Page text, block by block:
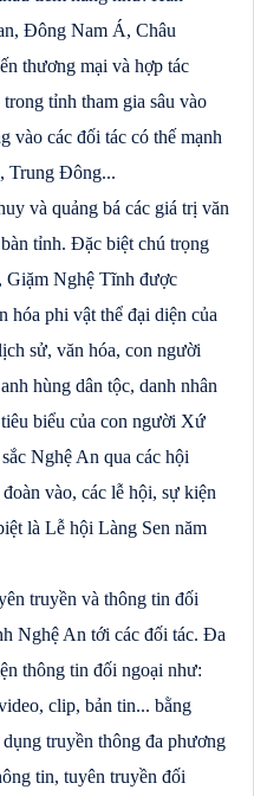
Đông Nam Á, Châu
thương mại và hợp tác
tỉnh tham gia sâu vào
vào các đối tác có thế mạnh
Trung Đông...
và quảng bá các giá trị văn
tỉnh. Đặc biệt chú trọng
Giặm Nghệ Tĩnh được
hóa phi vật thể đại diện của
sử, văn hóa, con người
hùng dân tộc, danh nhân
biểu của con người Xứ
Nghệ An qua các hội
vào, các lễ hội, sự kiện
là Lễ hội Làng Sen năm
truyền và thông tin đối
Nghệ An tới các đối tác. Đa
thông tin đối ngoại như:
clip, bản tin... bằng
truyền thông đa phương
tin, tuyên truyền đối